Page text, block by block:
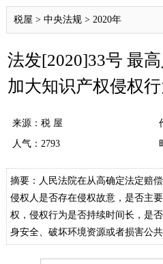
税屋 > 中央法规> 2020年
法发[2020]33号 最
加大知识产权侵权
来源： 税 屋
人气： 2793
摘要：人民法院在从高确定法定赔
侵权人是否存在侵权故意，是否主
权，侵权行为是否持续时间长，是
身安全、破坏环境资源或者损害公共